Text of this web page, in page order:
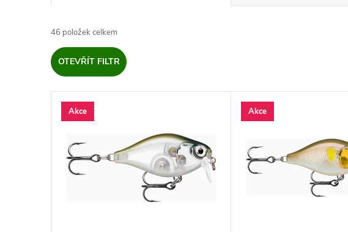
a
z
e
n
46 položek celkem
OTEVŘÍT FILTR
VAkce Akce